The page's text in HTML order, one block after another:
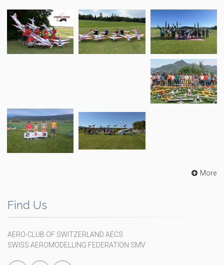
More
Find Us
AERO-CLUB OF SWITZERLAND AECS
SWISS AEROMODELLING FEDERATION SMV